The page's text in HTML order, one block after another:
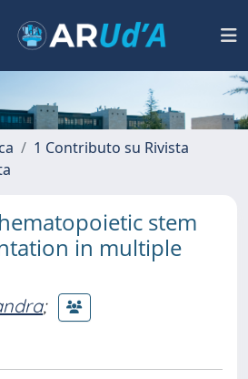
1 Contributo su Rivista
stem
in multiple
;